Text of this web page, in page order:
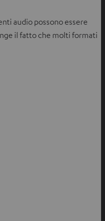
audio possono essere
il fatto che molti formati